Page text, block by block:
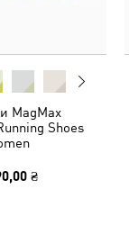
MagMax
Shoes
₴